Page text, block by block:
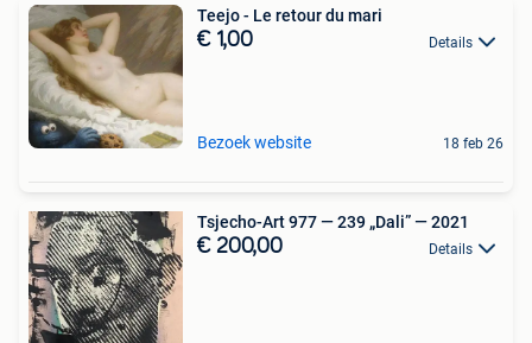
Teejo - Le retour du mari
€ 1,00 Details
Bezoek website 18 feb 26
Tsjecho-Art 977 — 239 „Dali” — 2021
€ 200,00 Details